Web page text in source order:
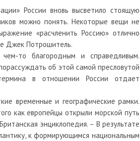
России вновь высветило стоящую
можно понять. Некоторые вещи не
«расчленить Россию» отлично
Джек Потрошитель.
то благородным и справедливым.
об этой самой пресловутой
в отношении России отдает
временные и географические рамки.
как европейцы открыли морской путь
энциклопедия. – В результате
к формирующимся национальным